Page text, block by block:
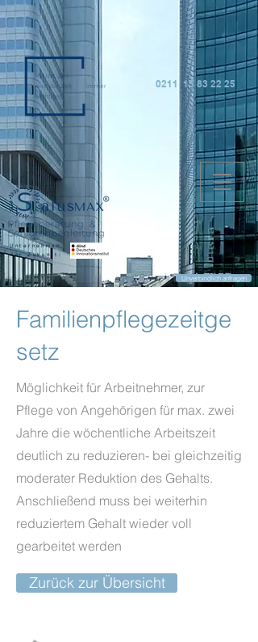
0211 15 83 22 25
Unternehmen
der Zukunft:
Unverbindlich anfragen
Familienpflegezeitge
setz
Möglichkeit für Arbeitnehmer, zur
Pflege von Angehörigen für max. zwei
Jahre die wöchentliche Arbeitszeit
deutlich zu reduzieren- bei gleichzeitig
moderater Reduktion des Gehalts.
Anschließend muss bei weiterhin
reduziertem Gehalt wieder voll
gearbeitet werden
Zurück zur Übersicht